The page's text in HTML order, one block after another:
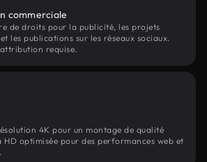
commerciale
de droits pour la publicité, les projets
les publications sur les réseaux sociaux.
requise.
4K pour un montage de qualité
HD optimisée pour des performances web et